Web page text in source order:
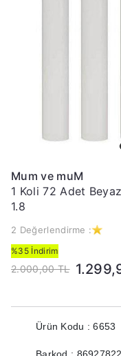
Mum ve muM
1 Koli 72 Adet
1.8
2 Değerlendirme :
%35 İndirim
2.000,00 TL
Ürün Kodu : 6653